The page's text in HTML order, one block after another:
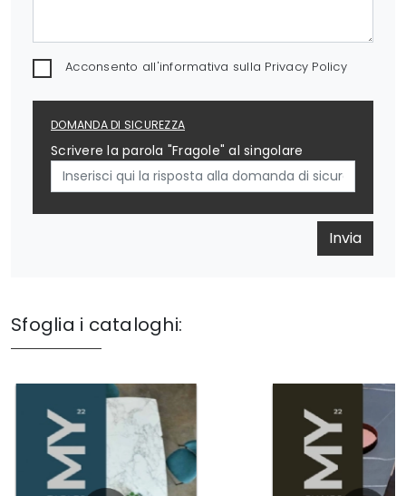
Acconsento all'informativa sulla Privacy Policy
DOMANDA DI SICUREZZA
Scrivere la parola "Fragole" al singolare
Invia
Sfoglia i cataloghi: